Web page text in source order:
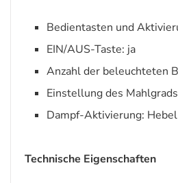
Bedientasten und
EIN/AUS-Taste: ja
Anzahl der beleuchteten
Einstellung des
Dampf-Aktivierung:
Technische Eigenschaften